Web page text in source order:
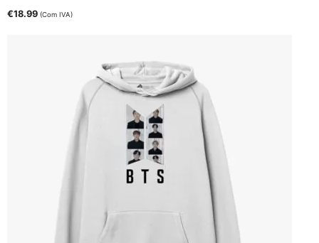
€18.99 (Com IVA)